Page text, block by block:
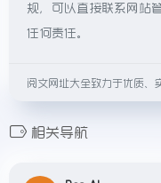
规，可以直接联系网站
任何责任。
阅文网址大全致力于优质、
相关导航